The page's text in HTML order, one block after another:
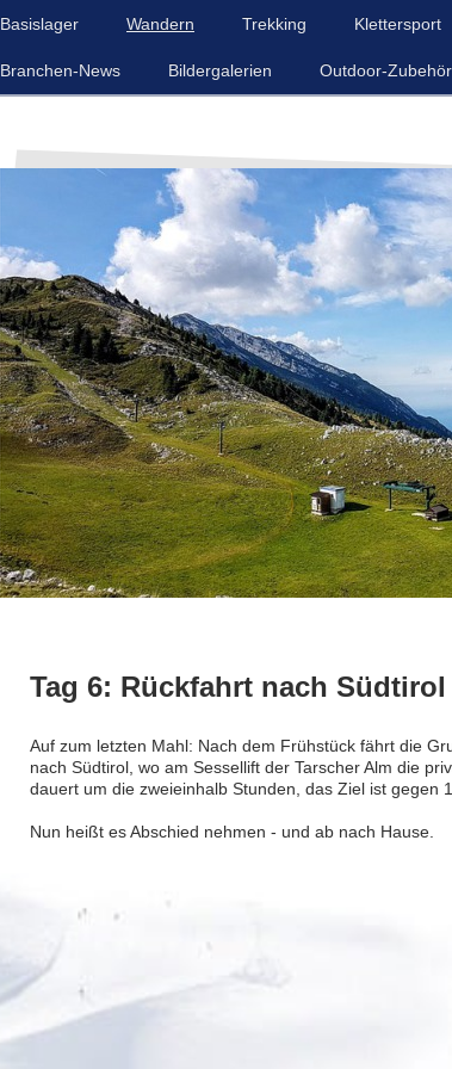
Basislager Wandern Trekking Klettersport
Branchen-News Bildergalerien Outdoor-Zubehör
Tag 6: Rückfahrt nach Südtirol
Auf zum letzten Mahl: Nach dem Frühstück fährt die
nach Südtirol, wo am Sessellift der Tarscher Alm die
dauert um die zweieinhalb Stunden, das Ziel ist gegen
Nun heißt es Abschied nehmen - und ab nach Hause.